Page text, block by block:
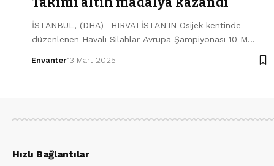
İSTANBUL, (DHA)- HIRVATİSTAN'IN Osijek kentinde
düzenlenen Havalı Silahlar Avrupa Şampiyonası 10 M…
Envanter13 Mart 2025
Hızlı Bağlantılar